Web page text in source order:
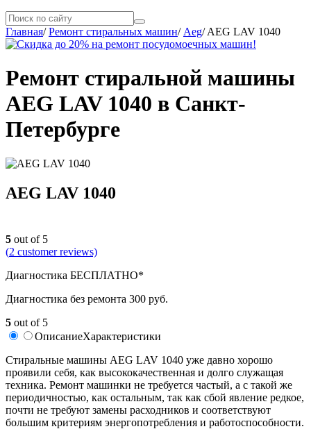
Главная/Ремонт стиральных машин/ Aeg/AEG LAV 1040
Ремонт стиральной машины
AEG LAV 1040 в Санкт-
Петербурге
AEG LAV 1040
5 out of 5
(2 customer reviews)
Диагностика БЕСПЛАТНО*
Диагностика без ремонта 300 руб.
5 out of 5
ОписаниеХарактеристики
Стиральные машины AEG LAV 1040 уже давно хорошо
проявили себя, как высококачественная и долго служащая
техника. Ремонт машинки не требуется частый, а с такой же
периодичностью, как остальным, так как сбой явление редкое,
почти не требуют замены расходников и соответствуют
большим критериям энергопотребления и работоспособности.